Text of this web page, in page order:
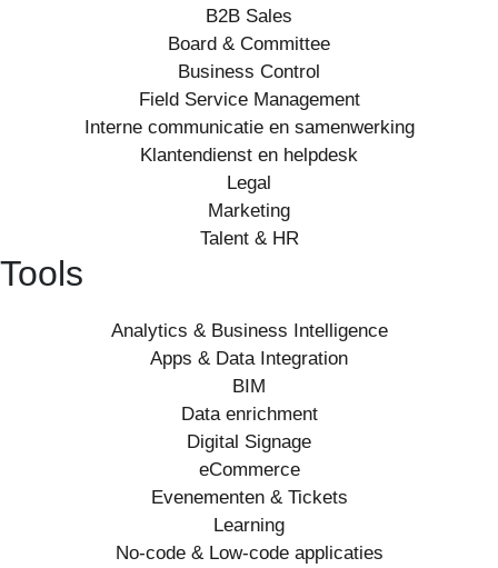
B2B Sales
Board & Committee
Business Control
Field Service Management
Interne communicatie en samenwerking
Klantendienst en helpdesk
Legal
Marketing
Talent & HR
Tools
Analytics & Business Intelligence
Apps & Data Integration
BIM
Data enrichment
Digital Signage
eCommerce
Evenementen & Tickets
Learning
No-code & Low-code applicaties